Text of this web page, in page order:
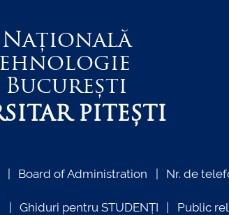
PITEȘTI
Board of Administration Nr. de
Ghiduri pentru STUDENȚI Public